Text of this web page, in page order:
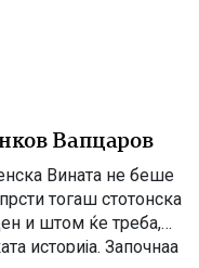
Вапцаров
Вината не беше
тогаш стотонска
и штом ќе треба,
историја. Започнаа